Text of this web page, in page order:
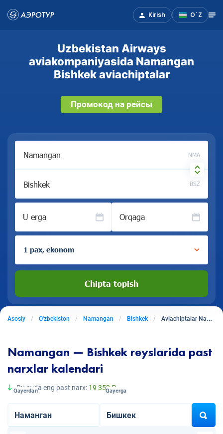
Kirish O`Z
Uzbekistan Airways
aviakompaniyasida Namangan
Bishkek aviachiptalar
Промокод на рейсы
NMA
BSZ
U erga Orqaga
1 pax, ekonom
Chipta topish
Asosiy O'zbekiston Namangan Bishkek Aviachiptalar Namangandan Bishkekga
Namangan — Bishkek reyslarida past
narxlar kalendari
Bu oyda eng past narx: 19 358 ₽
Qayerdan Qayerga